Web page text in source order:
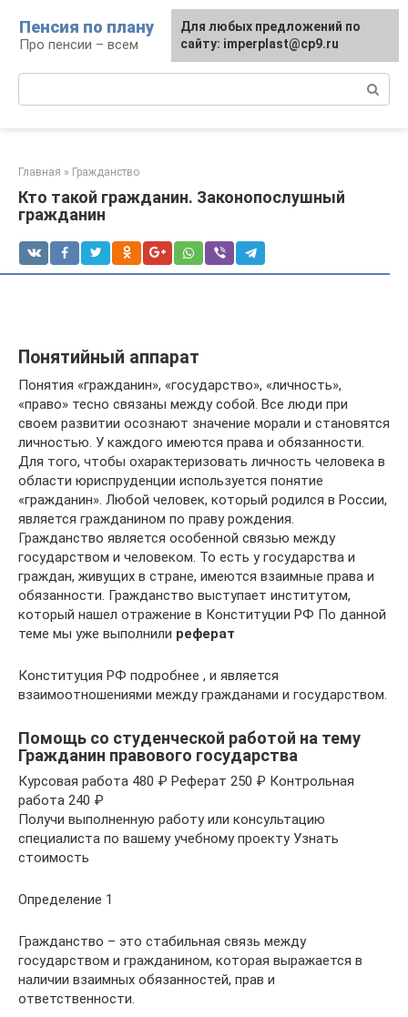
контенту
Пенсия по плану
Про пенсии – всем
Главная » Гражданство
Кто такой гражданин. Законопослушный
гражданин
Понятийный аппарат
Понятия «гражданин», «государство», «личность»,
«право» тесно связаны между собой. Все люди при
своем развитии осознают значение морали и становятся
личностью. У каждого имеются права и обязанности.
Для того, чтобы охарактеризовать личность человека в
области юриспруденции используется понятие
«гражданин». Любой человек, который родился в России,
является гражданином по праву рождения.
Гражданство является особенной связью между
государством и человеком. То есть у государства и
граждан, живущих в стране, имеются взаимные права и
обязанности. Гражданство выступает институтом,
который нашел отражение в Конституции РФ По данной
теме мы уже выполнили реферат
Конституция РФ подробнее , и является
взаимоотношениями между гражданами и государством.
Помощь со студенческой работой на тему
Гражданин правового государства
Курсовая работа 480 ₽ Реферат 250 ₽ Контрольная
работа 240 ₽
Получи выполненную работу или консультацию
специалиста по вашему учебному проекту Узнать
стоимость
Определение 1
Гражданство – это стабильная связь между
государством и гражданином, которая выражается в
наличии взаимных обязанностей, прав и
ответственности.
Для любых предложений по
сайту: imperplast@cp9.ru